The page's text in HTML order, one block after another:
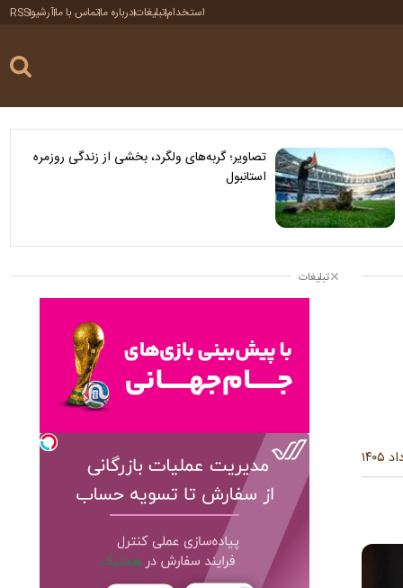
استخدامتبلیغاتدرباره ماتماس با ماآرشیوRSS
تصاویر؛ گربه‌های ولگرد، بخشی از زندگی روزمره
استانبول
تبلیغات